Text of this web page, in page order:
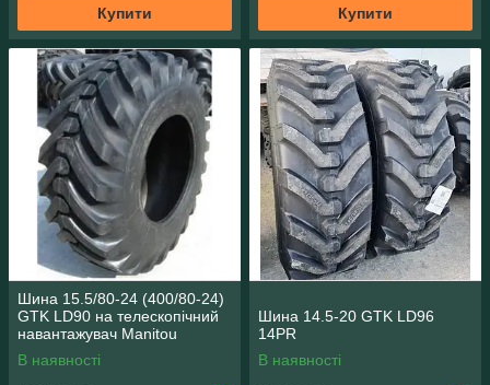
Купити Купити
Шина 15.5/80-24 (400/80-24)
GTK LD90 на телескопічний
навантажувач Manitou
В наявності
Шина 14.5-20 GTK LD96
14PR
В наявності